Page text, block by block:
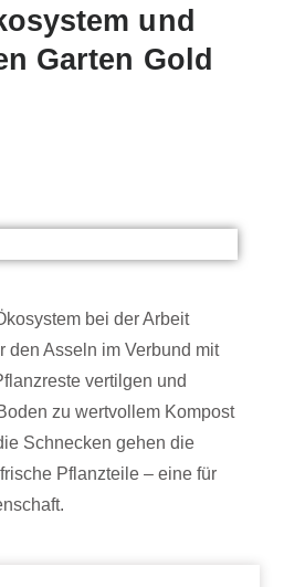
und
Garten Gold
bei der Arbeit
den Asseln im Verbund mit
vertilgen und
zu wertvollem Kompost
Schnecken gehen die
Pflanzteile – eine für